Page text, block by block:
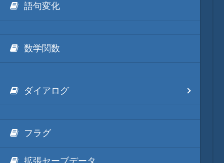
語句変化
数学関数
ダイアログ
フラグ
拡張セーブデータ